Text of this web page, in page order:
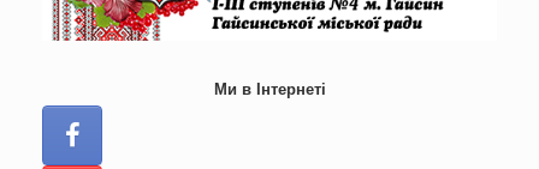
Ми в Інтернеті